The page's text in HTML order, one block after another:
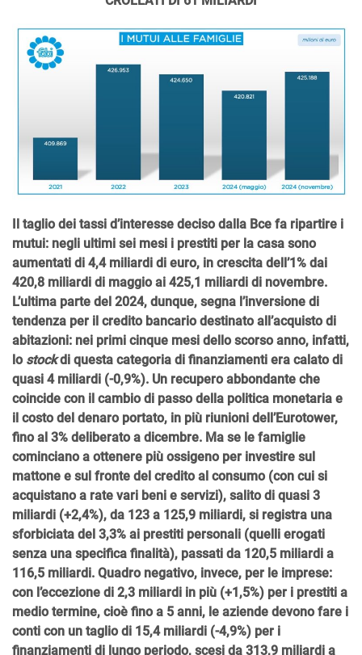
Il taglio dei tassi d’interesse deciso dalla Bce fa ripartire i
mutui: negli ultimi sei mesi i prestiti per la casa sono
aumentati di 4,4 miliardi di euro, in crescita dell’1% dai
420,8 miliardi di maggio ai 425,1 miliardi di novembre.
L’ultima parte del 2024, dunque, segna l’inversione di
tendenza per il credito bancario destinato all’acquisto di
abitazioni: nei primi cinque mesi dello scorso anno, infatti,
lo stockdi questa categoria di finanziamenti era calato di
quasi 4 miliardi (-0,9%). Un recupero abbondante che
coincide con il cambio di passo della politica monetaria e
il costo del denaro portato, in più riunioni dell’Eurotower,
fino al 3% deliberato a dicembre. Ma se le famiglie
cominciano a ottenere più ossigeno per investire sul
mattone e sul fronte del credito al consumo (con cui si
acquistano a rate vari beni e servizi), salito di quasi 3
miliardi (+2,4%), da 123 a 125,9 miliardi, si registra una
sforbiciata del 3,3% ai prestiti personali (quelli erogati
senza una specifica finalità), passati da 120,5 miliardi a
116,5 miliardi. Quadro negativo, invece, per le imprese:
con l’eccezione di 2,3 miliardi in più (+1,5%) per i prestiti a
medio termine, cioè fino a 5 anni, le aziende devono fare i
conti con un taglio di 15,4 miliardi (-4,9%) per i
finanziamenti di lungo periodo, scesi da 313,9 miliardi a